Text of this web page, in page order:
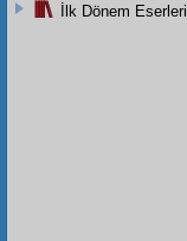
İlk Dönem Eserleri